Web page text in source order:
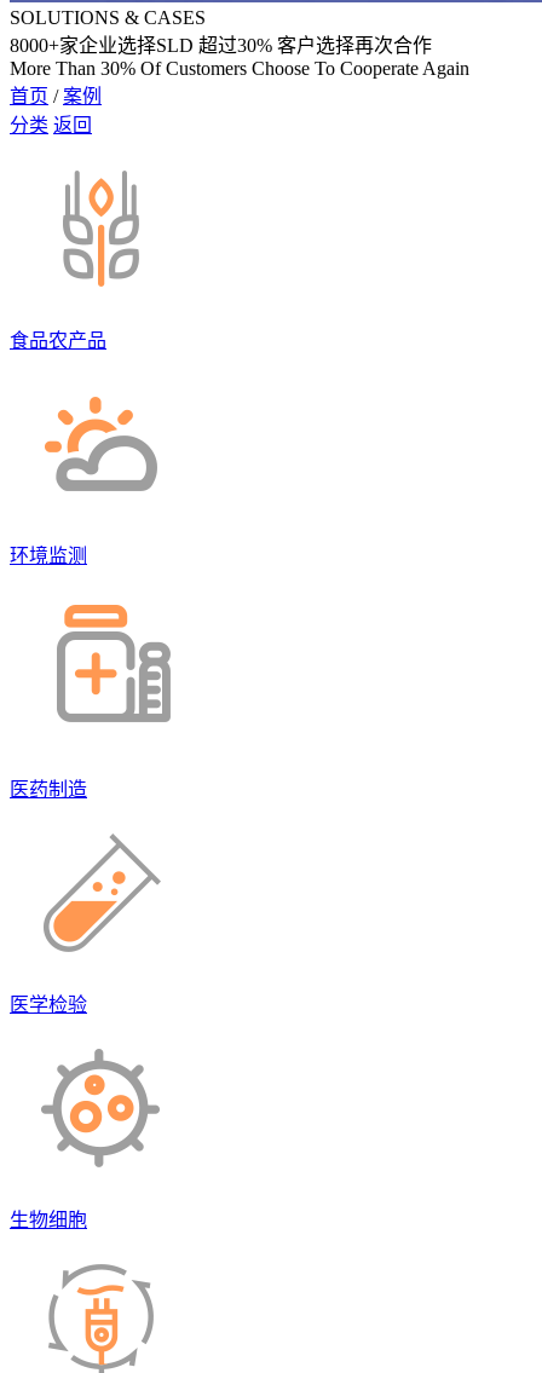
SOLUTIONS & CASES
8000+家企业选择SLD 超过30% 客户选择再次合作
More Than 30% Of Customers Choose To Cooperate Again
首页 /案例
分类 返回
食品农产品
环境监测
医药制造
医学检验
生物细胞